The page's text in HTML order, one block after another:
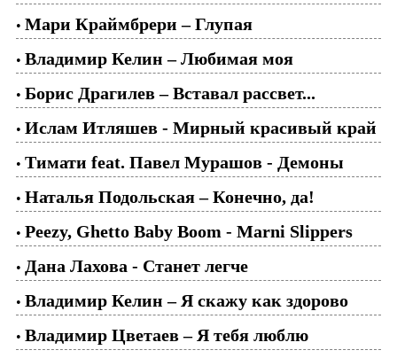
• Мари Краймбрери – Глупая
• Владимир Келин – Любимая моя
• Борис Драгилев – Вставал рассвет...
• Ислам Итляшев - Мирный красивый край
• Тимати feat. Павел Мурашов - Демоны
• Наталья Подольская – Конечно, да!
• Peezy, Ghetto Baby Boom - Marni Slippers
• Дана Лахова - Станет легче
• Владимир Келин – Я скажу как здорово
• Владимир Цветаев – Я тебя люблю